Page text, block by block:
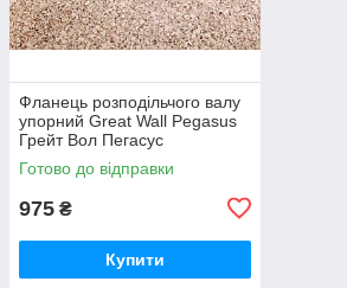
Фланець розподільчого валу
упорний Great Wall Pegasus
Грейт Вол Пегасус
Готово до відправки
975 ₴
Купити